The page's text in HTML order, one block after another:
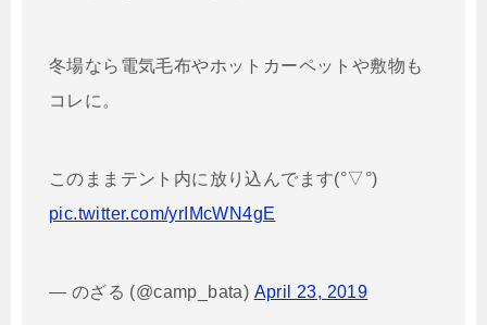
冬場なら電気毛布やホットカーペットや敷物も
コレに。
このままテント内に放り込んでます(°▽°)
pic.twitter.com/yrIMcWN4gE
— のざる (@camp_bata) April 23, 2019